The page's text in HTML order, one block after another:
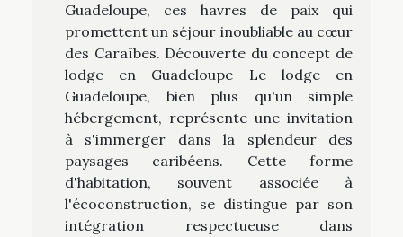
Guadeloupe, ces havres de paix qui
promettent un séjour inoubliable au cœur
des Caraïbes. Découverte du concept de
lodge en Guadeloupe Le lodge en
Guadeloupe, bien plus qu'un simple
hébergement, représente une invitation
à s'immerger dans la splendeur des
paysages caribéens. Cette forme
d'habitation, souvent associée à
l'écoconstruction, se distingue par son
intégration respectueuse dans